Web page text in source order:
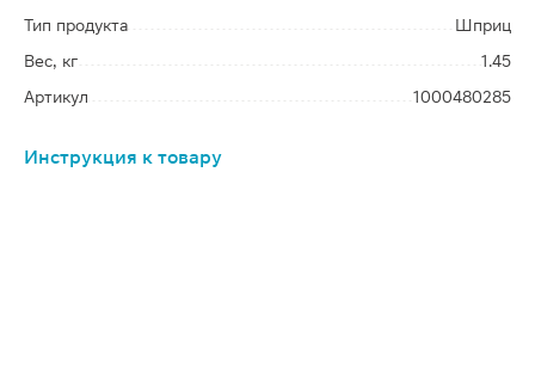
Тип продукта
Шприц
Вес, кг
1.45
Артикул
1000480285
Инструкция к товару